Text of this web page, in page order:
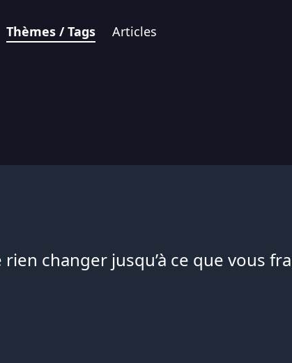
Thèmes / Tags Articles
changer jusqu’à ce que vous